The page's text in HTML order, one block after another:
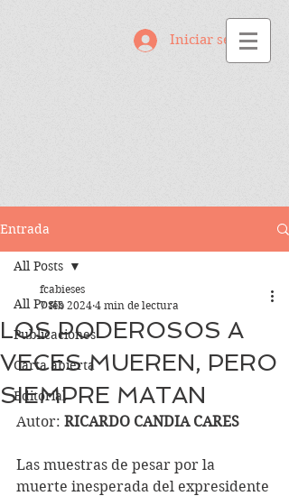
Iniciar sesión
Entrada
All Posts
Publicaciones
Carta abierta
Editorial
All Posts
LOS PODEROSOS A
VECES MUEREN, PERO
SIEMPRE MATAN
fcabieses
7 feb 2024 4 min de lectura
Autor: RICARDO CANDIA CARES
Las muestras de pesar por la
muerte inesperada del expresidente